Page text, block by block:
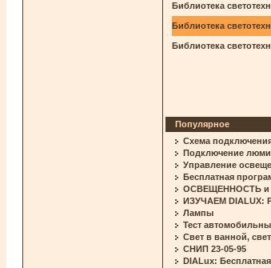
Библиотека
Библиотека
Библиотека
Популярное
Схема
Подключение
Управление
Бесплатная
ОСВЕЩЕННОСТЬ и
ИЗУЧАЕМ
Лампы
Тест
Свет в ванной,
СНИП 23-05-95
DIALux: